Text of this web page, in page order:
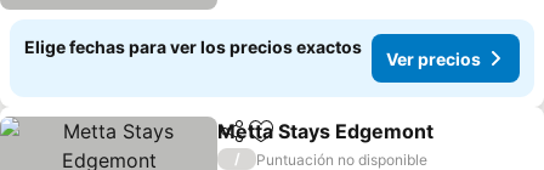
Elige fechas para ver los precios exactos
Ver precios
CompartirAgregar a favoritos
Metta Stays Edgemont
/
Puntuación no disponible